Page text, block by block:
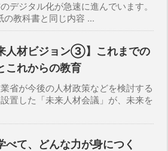
デジタル化が急速に進んでいます。
の教科書と同じ内容 ...
人材ビジョン③】これまでの
これからの教育
省が今後の人材政策などを検討する
置した「未来人材会議」が、未来を
べて、どんな力が身につく